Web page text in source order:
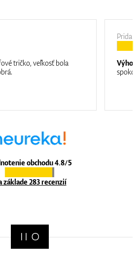
obchodu 4.8/5
základe 283 recenzií
tričko, veľkosť bola